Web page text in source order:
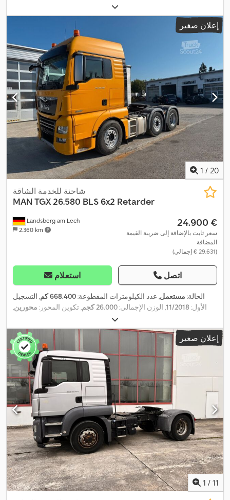
, الوزن الأقصى للحمولة:
الإجمالي:18.000 كجم , مقاس الإطار: 315/70R22,5 156/- L, تكوين
المحور:محورين , كابينة السائق:
يورو 6 , تعليق:فولاذ-هواء
الأمامي:315/70R22,5 156/- L , مقاس الإطار الخلفي:315/70R22,5
-/150L تكييف الهواء, دفع رباعي, مثبت السرعة, نظام الفرامل
المانعة للانغلاق (ABS), نظام الملاحة,
إعلان صغير
1 / 20
Landsberg am Lech
2.360 km
شاحنة للخدمة الشاقة
MAN TGX 26.580 BLS 6x2 Retarder
‏24.900 €
سعر ثابت بالإضافة إلى ضريبة القيمة
المضافة
(‏29.631 € إجمالي)
استعلام اتصل
الحالة: مستعمل, عدد الكيلومترات المقطوعة:668.400 كم
, التسجيل
الأول: 11/2018 , الوزن الإجمالي:26.000 كجم , تكوين المحور: محورين
تلقائي, فئة
الانبعاثات:يورو 6 ,
إعلان صغير
1 / 11